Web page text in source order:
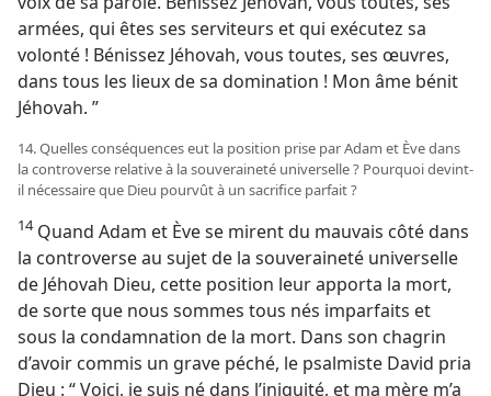
armées, qui êtes ses serviteurs et qui exécutez sa
volonté ! Bénissez Jéhovah, vous toutes, ses œuvres,
dans tous les lieux de sa domination ! Mon âme bénit
Jéhovah. ”
14. Quelles conséquences eut la position prise par Adam et Ève dans
la controverse relative à la souveraineté universelle ? Pourquoi devint-​
il nécessaire que Dieu pourvût à un sacrifice parfait ?
14Quand Adam et Ève se mirent du mauvais côté dans
la controverse au sujet de la souveraineté universelle
de Jéhovah Dieu, cette position leur apporta la mort,
de sorte que nous sommes tous nés imparfaits et
sous la condamnation de la mort. Dans son chagrin
d’avoir commis un grave péché, le psalmiste David pria
Dieu : “ Voici, je suis né dans l’iniquité, et ma mère m’a